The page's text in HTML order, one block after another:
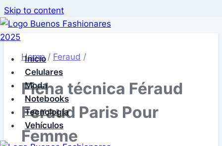
Skip to content
Inicio
Celulares
Moda
Notebooks
Tecnología
Vehículos
Home / Feraud /
Ficha técnica Féraud
Feraud Paris Pour
Femme